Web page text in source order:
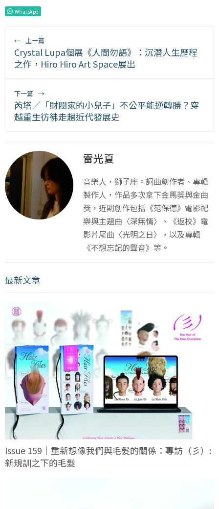
WhatsApp
← 上一篇
Crystal Lupa個展《人間勿語》：沉潛人生歷程
之作，Hiro Hiro Art Space展出
下一篇 →
芮塔／「財閥家的小兒子」不公平能逆轉勝？穿
越重生彷彿走趟近代發展史
雷光夏
音樂人，獅子座。詞曲創作者、專輯
製作人，作品多次拿下金馬獎與金曲
獎，近期創作包括《范保德》電影配
樂與主題曲〈深無情〉、《返校》電
影片尾曲〈光明之日〉，以及專輯
《不想忘記的聲音》等。
最新文章
Issue 159｜重新想像我們與毛髮的關係：專訪（彡）:
新規訓之下的毛髮